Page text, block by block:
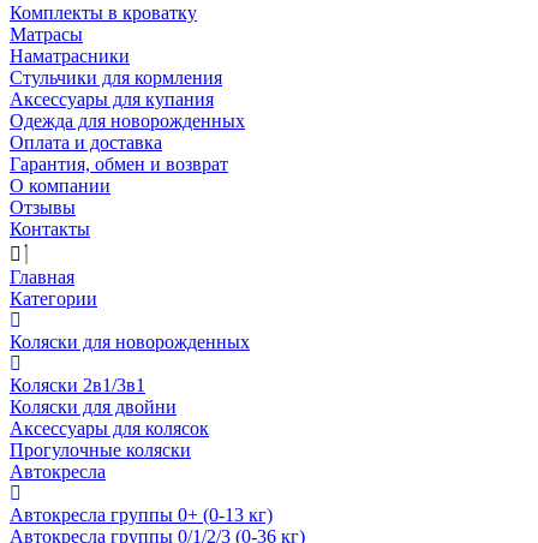
Комплекты в кроватку
Матрасы
Наматрасники
Стульчики для кормления
Аксессуары для купания
Одежда для новорожденных
Оплата и доставка
Гарантия, обмен и возврат
О компании
Отзывы
Контакты
Главная
Категории
Коляски для новорожденных
Коляски 2в1/3в1
Коляски для двойни
Аксессуары для колясок
Прогулочные коляски
Автокресла
Автокресла группы 0+ (0-13 кг)
Автокресла группы 0/1/2/3 (0-36 кг)